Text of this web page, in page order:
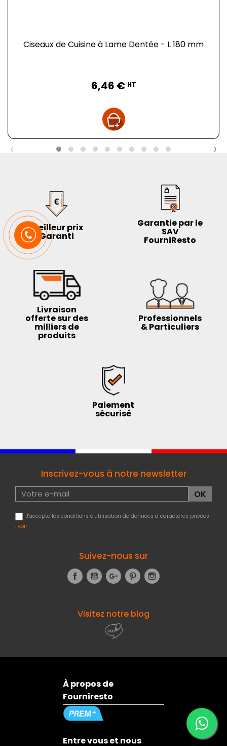
Ciseaux de Cuisine à Lame Dentée - L 180 mm
6,46 € HT
‹ ›
Meilleur prix
Garanti
Garantie par le
SAV
FourniResto
Livraison
offerte sur des
milliers de
produits
Professionnels
& Particuliers
Paiement
sécurisé
Inscrivez-vous à notre newsletter
J'accepte les conditions d'utilisation de données à caractères privées
: voir
Suivez-nous sur
FacebookYouTubeGoogle+Pinterest
Visitez notre blog
À propos de
Fourniresto
Entre vous et nous